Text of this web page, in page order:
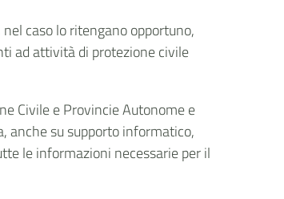
caso lo ritengano opportuno,
ad attività di protezione civile
Civile e Provincie Autonome e
anche su supporto informatico,
le informazioni necessarie per il